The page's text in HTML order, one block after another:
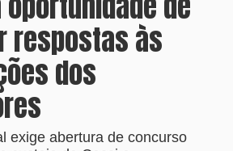
respostas às
dos
exige abertura de concurso